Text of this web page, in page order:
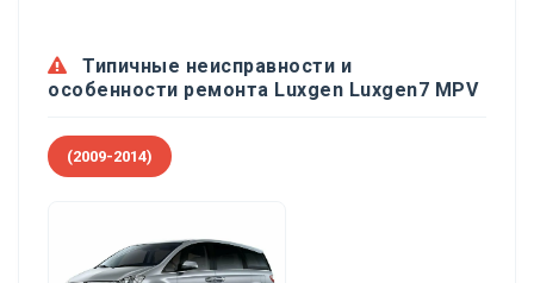
Типичные неисправности и
особенности ремонта Luxgen Luxgen7 MPV
(2009-2014)